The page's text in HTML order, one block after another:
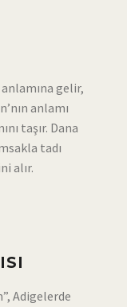
anlamına gelir,
anlamı
taşır. Dana
tadı
alır.
Adigelerde